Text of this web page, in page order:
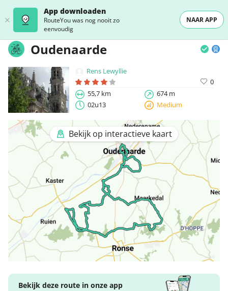
App downloaden
RouteYou was nog nooit zo
eenvoudig
NAAR APP
Oudenaarde
Rens Lewyllie
0
55,7 km
674 m
02u13
Medium
Bekijk op interactieve kaart
Bekijk deze route in onze app